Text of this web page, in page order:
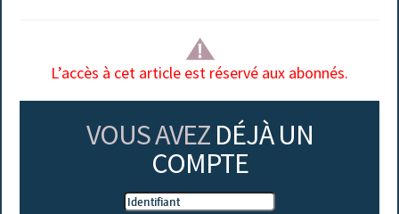
L’accès à cet article est réservé aux abonnés.
VOUS AVEZ DÉJÀ UN
COMPTE